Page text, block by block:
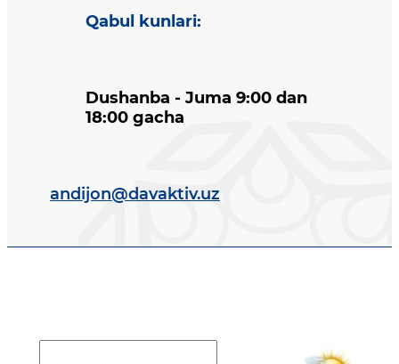
Qabul kunlari:
Dushanba - Juma 9:00 dan
18:00 gacha
andijon@davaktiv.uz